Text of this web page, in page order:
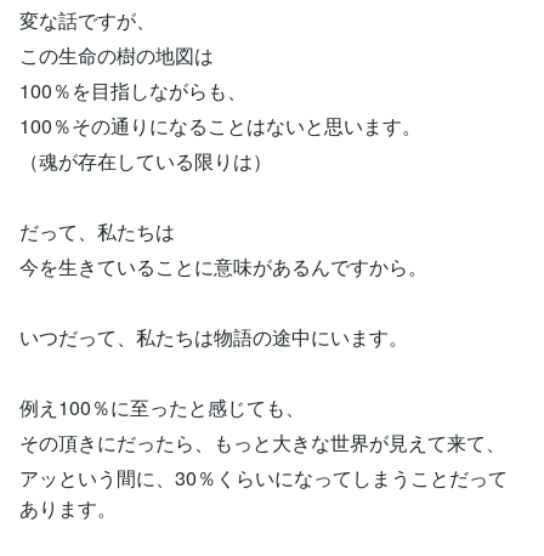
変な話ですが、
この生命の樹の地図は
100％を目指しながらも、
100％その通りになることはないと思います。
（魂が存在している限りは）
だって、私たちは
今を生きていることに意味があるんですから。
いつだって、私たちは物語の途中にいます。
例え100％に至ったと感じても、
その頂きにだったら、もっと大きな世界が見えて来て、
アッという間に、30％くらいになってしまうことだって
あります。